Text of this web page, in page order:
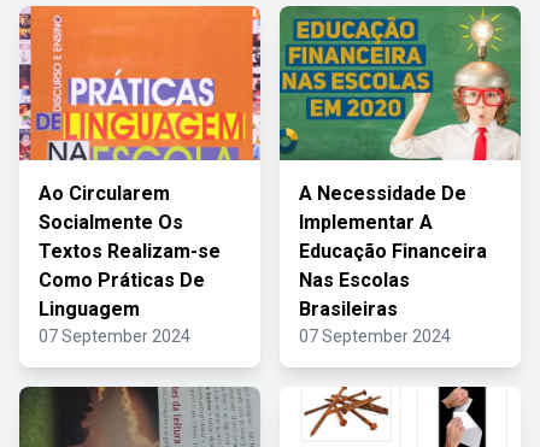
Ao Circularem
Socialmente Os
Textos Realizam-se
Como Práticas De
Linguagem
07 September 2024
A Necessidade De
Implementar A
Educação Financeira
Nas Escolas
Brasileiras
07 September 2024